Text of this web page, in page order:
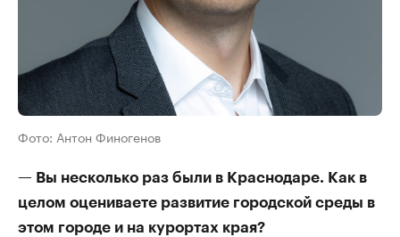
Фото: Антон Финогенов
— Вы несколько раз были в Краснодаре. Как в
целом оцениваете развитие городской среды в
этом городе и на курортах края?